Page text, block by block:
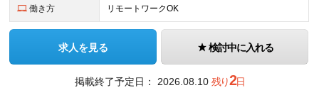
働き方 リモートワークOK
求人を見る 検討中に入れる
掲載終了予定日： 2026.08.10 残り2日